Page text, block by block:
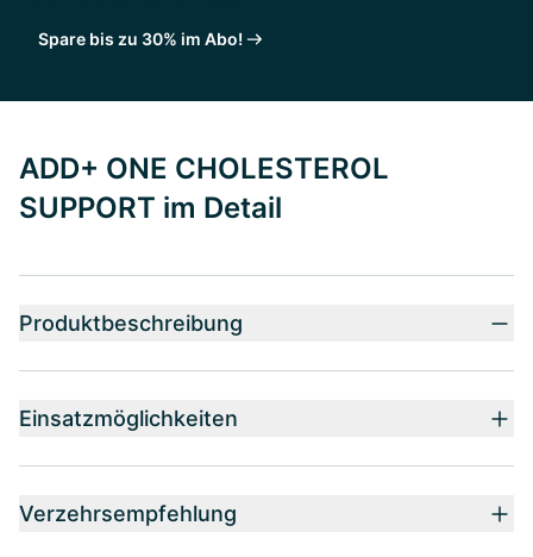
Spare bis zu 30% im Abo!
ADD+ ONE CHOLESTEROL
SUPPORT im Detail
Produktbeschreibung
Einsatzmöglichkeiten
Verzehrsempfehlung